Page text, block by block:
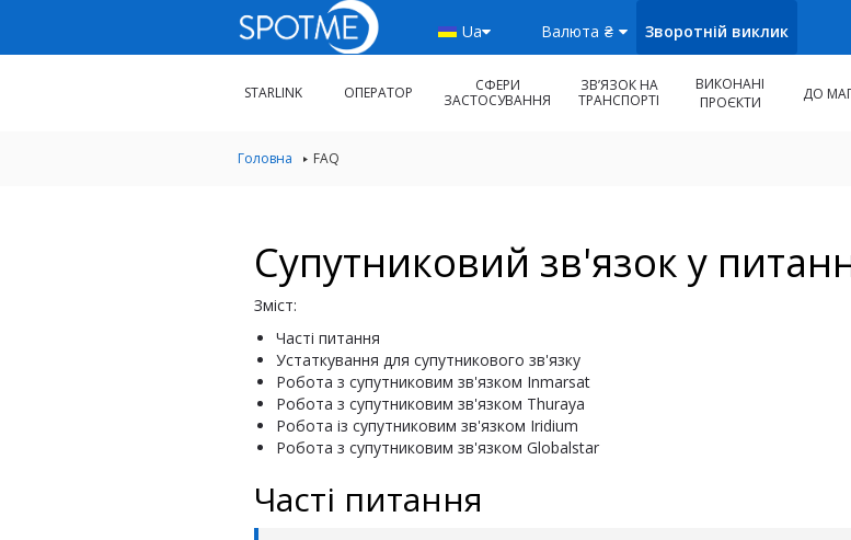
Ua Валюта ₴ Зворотній виклик
STARLINK ОПЕРАТОР
СФЕРИ
ЗАСТОСУВАННЯ
ЗВʼЯЗОК НА
ТРАНСПОРТІ
ВИКОНАНІ
ПРОЄКТИ
ДО
Головна FAQ
Супутниковий зв'язок у
Зміст:
Часті питання
Устаткування для супутникового зв'язку
Робота з супутниковим зв'язком Inmarsat
Робота з супутниковим зв'язком Thuraya
Робота із супутниковим зв'язком Iridium
Робота з супутниковим зв'язком Globalstar
Часті питання